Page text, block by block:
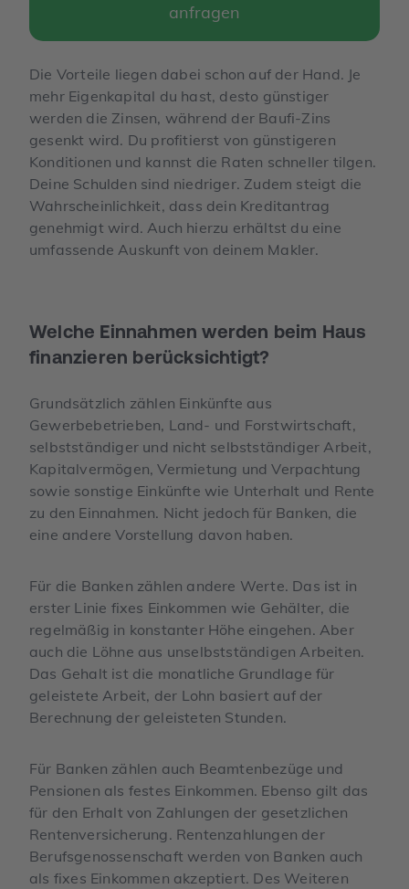
anfragen
Die Vorteile liegen dabei schon auf der Hand. Je
mehr Eigenkapital du hast, desto günstiger
werden die Zinsen, während der Baufi-Zins
gesenkt wird. Du profitierst von günstigeren
Konditionen und kannst die Raten schneller tilgen.
Deine Schulden sind niedriger. Zudem steigt die
Wahrscheinlichkeit, dass dein Kreditantrag
genehmigt wird. Auch hierzu erhältst du eine
umfassende Auskunft von deinem Makler.
Welche Einnahmen werden beim Haus
finanzieren berücksichtigt?
Grundsätzlich zählen Einkünfte aus
Gewerbebetrieben, Land- und Forstwirtschaft,
selbstständiger und nicht selbstständiger Arbeit,
Kapitalvermögen, Vermietung und Verpachtung
sowie sonstige Einkünfte wie Unterhalt und Rente
zu den Einnahmen. Nicht jedoch für Banken, die
eine andere Vorstellung davon haben.
Für die Banken zählen andere Werte. Das ist in
erster Linie fixes Einkommen wie Gehälter, die
regelmäßig in konstanter Höhe eingehen. Aber
auch die Löhne aus unselbstständigen Arbeiten.
Das Gehalt ist die monatliche Grundlage für
geleistete Arbeit, der Lohn basiert auf der
Berechnung der geleisteten Stunden.
Für Banken zählen auch Beamtenbezüge und
Pensionen als festes Einkommen. Ebenso gilt das
für den Erhalt von Zahlungen der gesetzlichen
Rentenversicherung. Rentenzahlungen der
Berufsgenossenschaft werden von Banken auch
als fixes Einkommen akzeptiert. Des Weiteren